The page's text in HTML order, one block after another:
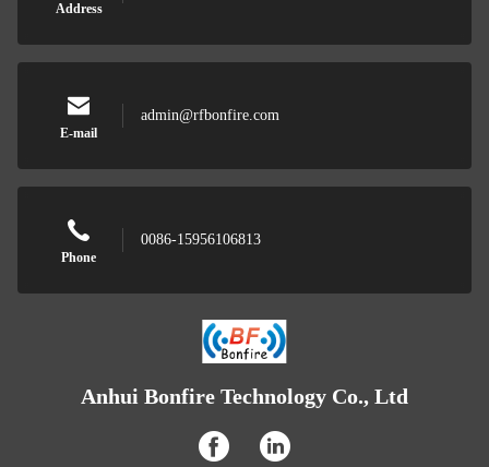
Address
E-mail
admin@rfbonfire.com
Phone
0086-15956106813
Anhui Bonfire Technology Co., Ltd